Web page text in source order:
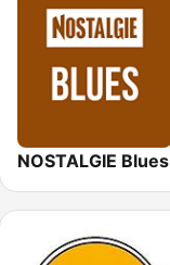
NOSTALGIE Blues